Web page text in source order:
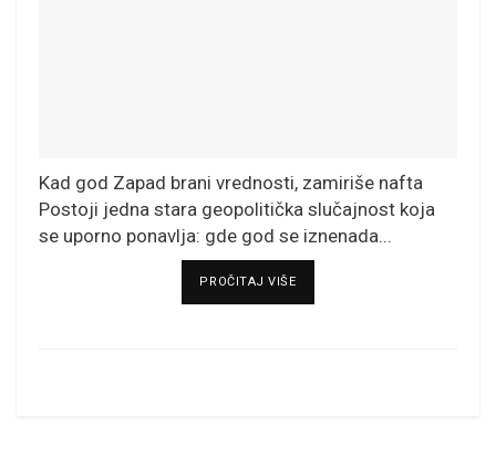
Kad god Zapad brani vrednosti, zamiriše nafta
Postoji jedna stara geopolitička slučajnost koja
se uporno ponavlja: gde god se iznenada...
PROČITAJ VIŠEDETAILS